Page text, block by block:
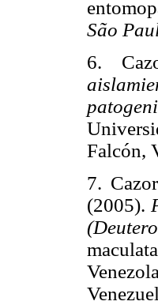
São
6.
Falcón,
7.
(2005).